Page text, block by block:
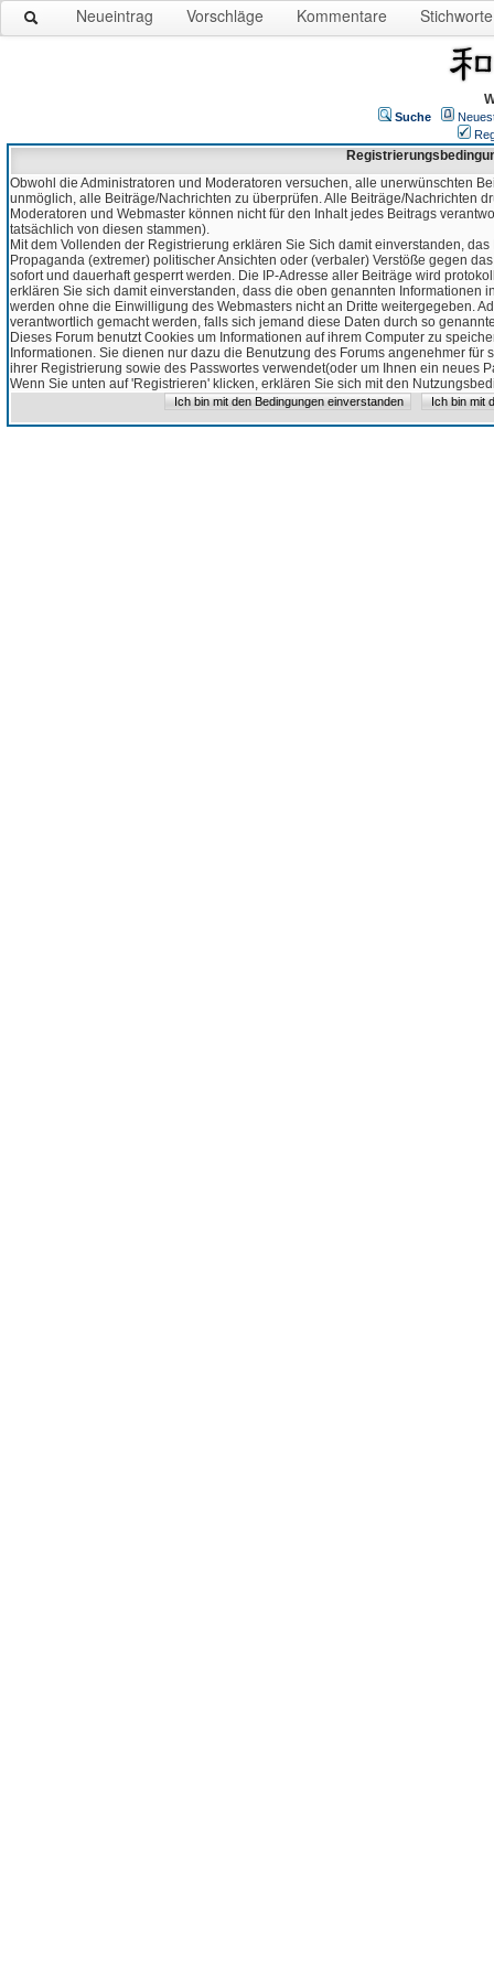
Neueintrag Vorschläge Kommentare Stichworte
Suche
Obwohl die Administratoren und Moderatoren versuchen, alle unerwünschten
unmöglich, alle Beiträge/Nachrichten zu überprüfen. Alle Beiträge/Nachrichten
Moderatoren und Webmaster können nicht für den Inhalt jedes Beitrags
tatsächlich von diesen stammen).
Mit dem Vollenden der Registrierung erklären Sie Sich damit einverstanden,
Propaganda (extremer) politischer Ansichten oder (verbaler) Verstöße gegen
sofort und dauerhaft gesperrt werden. Die IP-Adresse aller Beiträge wird
erklären Sie sich damit einverstanden, dass die oben genannten Informationen
werden ohne die Einwilligung des Webmasters nicht an Dritte weitergegeben.
verantwortlich gemacht werden, falls sich jemand diese Daten durch so
Dieses Forum benutzt Cookies um Informationen auf ihrem Computer zu
Informationen. Sie dienen nur dazu die Benutzung des Forums angenehmer
ihrer Registrierung sowie des Passwortes verwendet(oder um Ihnen ein neues
Wenn Sie unten auf 'Registrieren' klicken, erklären Sie sich mit den